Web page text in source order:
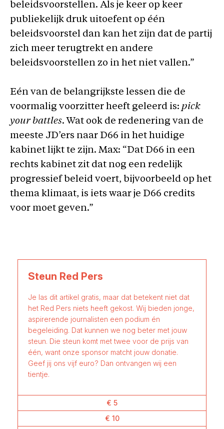
beleidsvoorstellen. Als je keer op keer
publiekelijk druk uitoefent op één
beleidsvoorstel dan kan het zijn dat de partij
zich meer terugtrekt en andere
beleidsvoorstellen zo in het niet vallen.”
Eén van de belangrijkste lessen die de
voormalig voorzitter heeft geleerd is: pick
your battles. Wat ook de redenering van de
meeste JD’ers naar D66 in het huidige
kabinet lijkt te zijn. Max: “Dat D66 in een
rechts kabinet zit dat nog een redelijk
progressief beleid voert, bijvoorbeeld op het
thema klimaat, is iets waar je D66 credits
voor moet geven.”
Steun Red Pers
Je las dit artikel gratis, maar dat betekent niet dat
het Red Pers niets heeft gekost. Wij bieden jonge,
aspirerende journalisten een podium én
begeleiding. Dat kunnen we nog beter met jouw
steun. Die steun komt met twee voor de prijs van
één, want onze sponsor matcht jouw donatie.
Geef jij ons vijf euro? Dan ontvangen wij een
tientje.
€ 5
€ 10